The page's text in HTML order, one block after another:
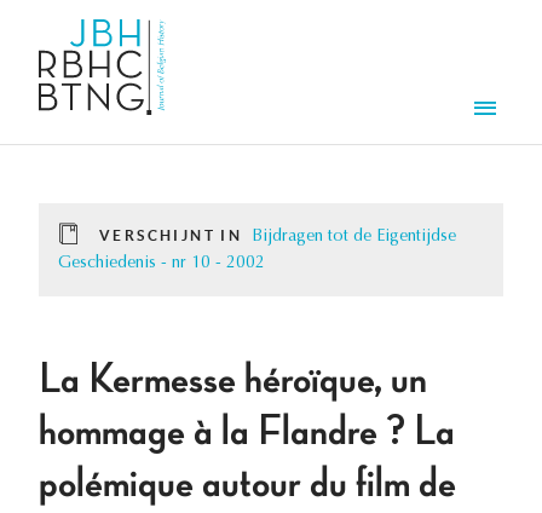
VERSCHIJNT IN
Bijdragen tot de Eigentijdse
Geschiedenis - nr 10 - 2002
La Kermesse héroïque, un
hommage à la Flandre ? La
polémique autour du film de